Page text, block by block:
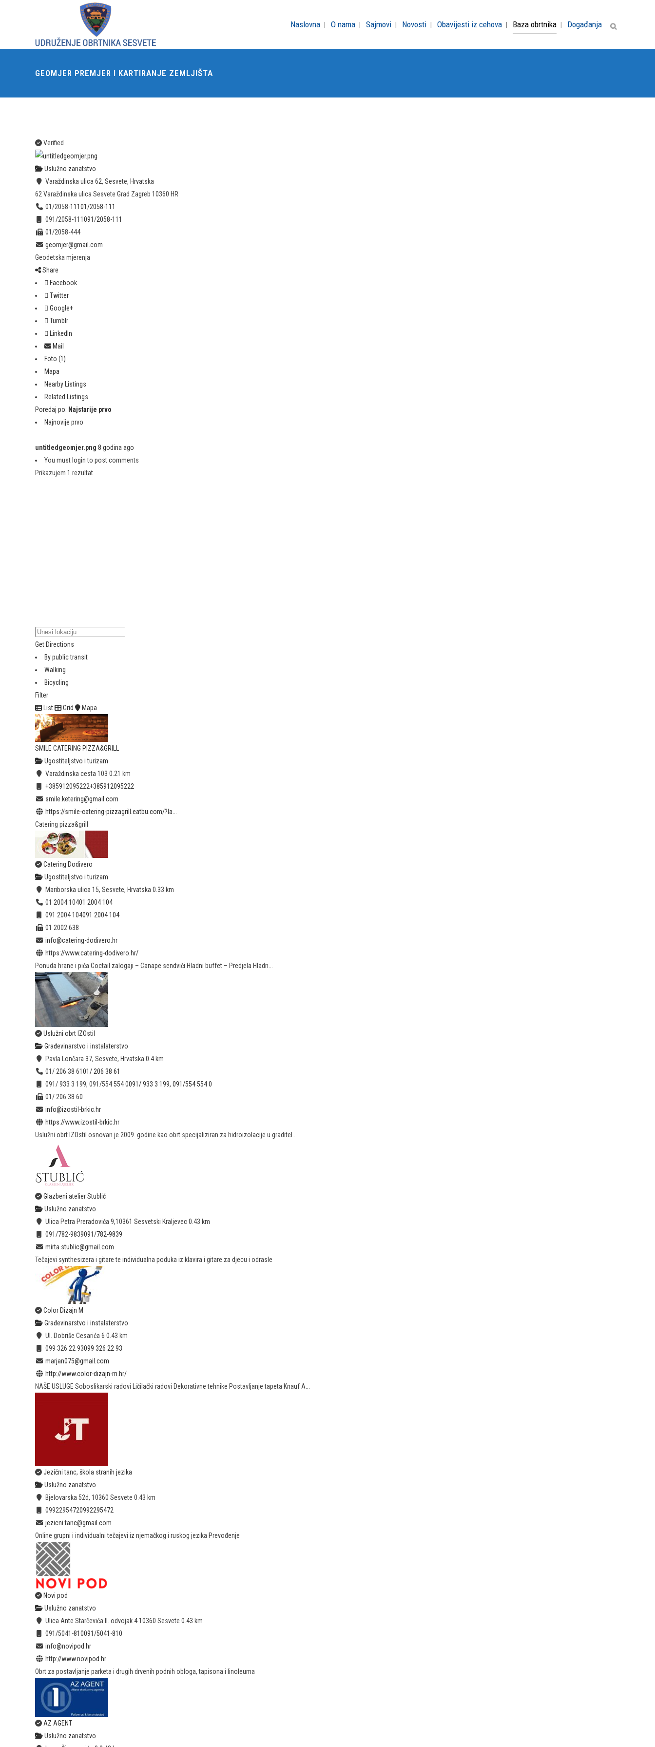
Naslovna O nama Sajmovi Novosti Obavijesti iz cehova Baza obrtnika Događanja
GEOMJER PREMJER I KARTIRANJE ZEMLJIŠTA
Verified
Uslužno zanatstvo
Varaždinska ulica 62, Sesvete, Hrvatska
62 Varaždinska ulicaSesvete Grad Zagreb 10360 HR
01/2058-11101/2058-111
091/2058-111091/2058-111
01/2058-444
geomjer@gmail.com
Geodetska mjerenja
Share
Facebook
Twitter
Google+
Tumblr
LinkedIn
Mail
Foto (1)
Mapa
Nearby Listings
Related Listings
Poredaj po: Najstarije prvo
Najnovije prvo
untitledgeomjer.png 8 godina ago
You must loginto post comments
Prikazujem 1 rezultat
Get Directions
By public transit
Walking
Bicycling
Filter
List
Grid Mapa
SMILE CATERING PIZZA&GRILL
Ugostiteljstvo i turizam
Varaždinska cesta 103 0.21 km
+385912095222+385912095222
smile.ketering@gmail.com
https://smile-catering-pizzagrill.eatbu.com/?la...
Catering pizza&grill
Catering Dodivero
Ugostiteljstvo i turizam
Mariborska ulica 15, Sesvete, Hrvatska 0.33 km
01 2004 10401 2004 104
091 2004 104091 2004 104
01 2002 638
info@catering-dodivero.hr
https://www.catering-dodivero.hr/
Ponuda hrane i pića Coctail zalogaji – Canape sendviči Hladni buffet – Predjela Hladn...
Uslužni obrt IZOstil
Građevinarstvo i instalaterstvo
Pavla Lončara 37, Sesvete, Hrvatska 0.4 km
01/ 206 38 6101/ 206 38 61
091/ 933 3 199, 091/554 554 0091/ 933 3 199, 091/554 554 0
01/ 206 38 60
info@izostil-brkic.hr
https://www.izostil-brkic.hr
Uslužni obrt IZOstil osnovan je 2009. godine kao obrt specijaliziran za hidroizolacije u graditel...
Glazbeni atelier Stublić
Uslužno zanatstvo
Ulica Petra Preradovića 9,10361 Sesvetski Kraljevec 0.43 km
091/782-9839091/782-9839
mirta.stublic@gmail.com
Tečajevi synthesizera i gitare te individualna poduka iz klavira i gitare za djecu i odrasle
Color Dizajn M
Građevinarstvo i instalaterstvo
Ul. Dobriše Cesarića 6 0.43 km
099 326 22 93099 326 22 93
marjan075@gmail.com
http://www.color-dizajn-m.hr/
NAŠE USLUGE Soboslikarski radovi Ličilački radovi Dekorativne tehnike Postavljanje tapeta Knauf A...
Jezični tanc, škola stranih jezika
Uslužno zanatstvo
Bjelovarska 52d, 10360 Sesvete 0.43 km
09922954720992295472
jezicni.tanc@gmail.com
Online grupni i individualni tečajevi iz njemačkog i ruskog jezika Prevođenje
Novi pod
Uslužno zanatstvo
Ulica Ante Starčevića II. odvojak 4 10360 Sesvete 0.43 km
091/5041-810091/5041-810
info@novipod.hr
http://www.novipod.hr
Obrt za postavljanje parketa i drugih drvenih podnih obloga, tapisona i linoleuma
AZ AGENT
Uslužno zanatstvo